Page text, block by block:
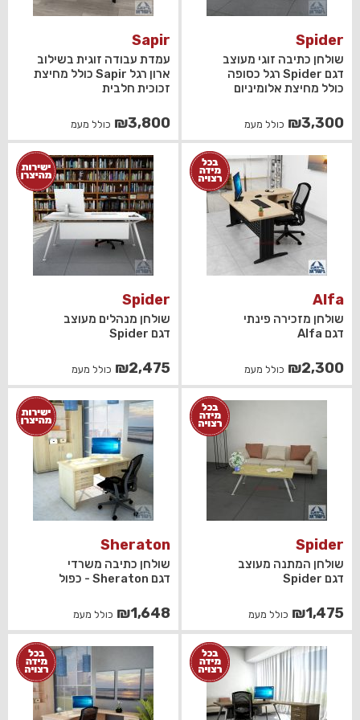
Spider
שולחן כתיבה זוגי מעוצב
דגם Spider רגל כסופה
כולל מחיצת אלומיניום
₪3,300 כולל מעמ
Sapir
עמדת עבודה זוגית בשילוב
ארון רגל Sapir כולל מחיצת
זכוכית חלבית
₪3,800 כולל מעמ
Alfa
שולחן מזכירה פינתי
דגם Alfa
₪2,300 כולל מעמ
Spider
שולחן מנהלים מעוצב
דגם Spider
₪2,475 כולל מעמ
Spider
שולחן המתנה מעוצב
דגם Spider
₪1,475 כולל מעמ
Sheraton
שולחן כתיבה משרדי
דגם Sheraton - כפול
₪1,648 כולל מעמ